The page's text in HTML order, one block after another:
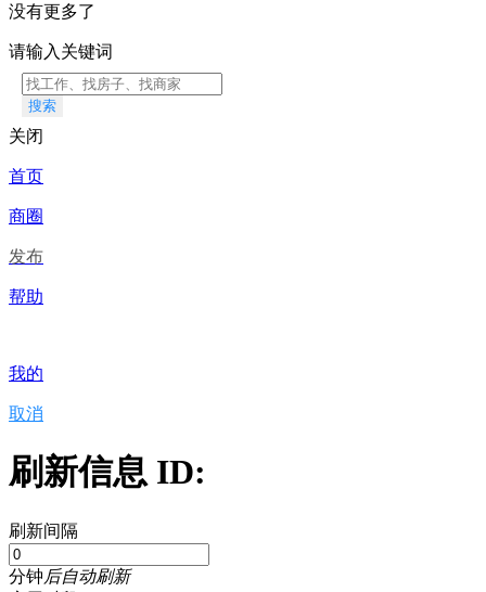
没有更多了
请输入关键词
搜索
关闭
首页
商圈
发布
帮助
我的
取消
刷新信息 ID:
刷新间隔
分钟后自动刷新